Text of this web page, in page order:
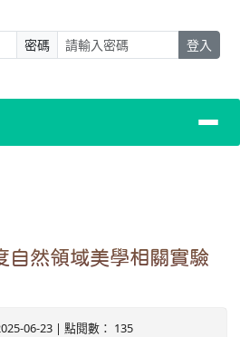
密碼 登入
自然領域美學相關實驗
06-23 | 點閱數： 135